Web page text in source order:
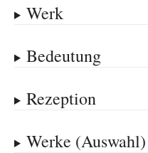
Werk
Bedeutung
Rezeption
Werke (Auswahl)